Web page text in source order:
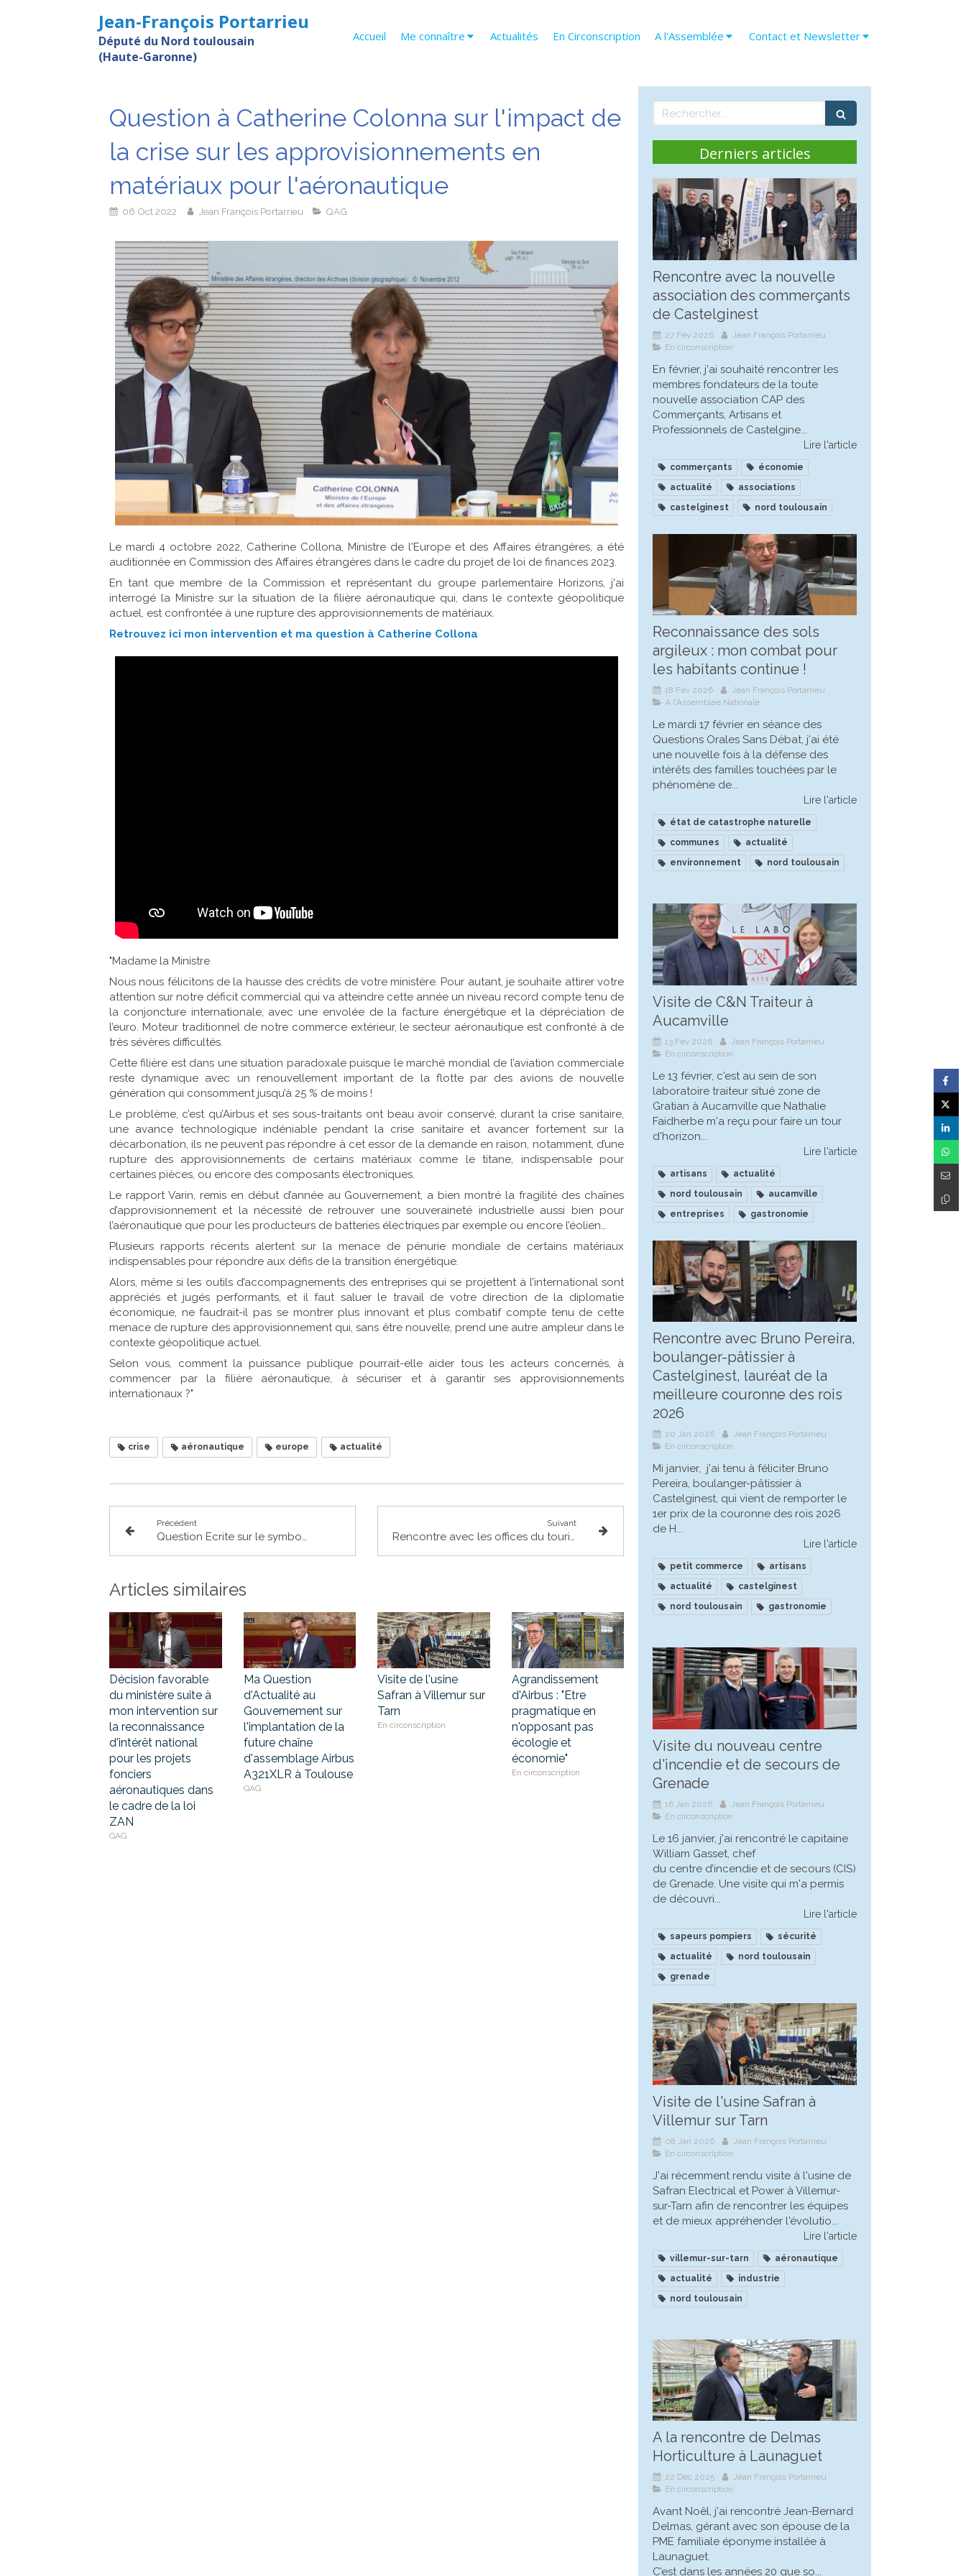
Accueil Me connaître Actualités En Circonscription A l'Assemblée Contact et Newsletter
Jean-François Portarrieu
Député du Nord toulousain
(Haute-Garonne)
Question à Catherine Colonna sur l'impact de
la crise sur les approvisionnements en
matériaux pour l'aéronautique
06 Oct 2022 Jean François Portarrieu QAG
Le mardi 4 octobre 2022, Catherine Collona, Ministre de l'Europe et des Affaires étrangères, a été
auditionnée en Commission des Affaires étrangères dans le cadre du projet de loi de finances 2023.
En tant que membre de la Commission et représentant du groupe parlementaire Horizons, j'ai
interrogé la Ministre sur la situation de la filière aéronautique qui, dans le contexte géopolitique
actuel, est confrontée à une rupture des approvisionnements de matériaux.
Retrouvez ici mon intervention et ma question à Catherine Collona
"Madame la Ministre
Nous nous félicitons de la hausse des crédits de votre ministère. Pour autant, je souhaite attirer votre
attention sur notre déficit commercial qui va atteindre cette année un niveau record compte tenu de
la conjoncture internationale, avec une envolée de la facture énergétique et la dépréciation de
l’euro. Moteur traditionnel de notre commerce extérieur, le secteur aéronautique est confronté à de
très sévères difficultés.
Cette filière est dans une situation paradoxale puisque le marché mondial de l’aviation commerciale
reste dynamique avec un renouvellement important de la flotte par des avions de nouvelle
génération qui consomment jusqu’à 25 % de moins !
Le problème, c’est qu’Airbus et ses sous-traitants ont beau avoir conservé, durant la crise sanitaire,
une avance technologique indéniable pendant la crise sanitaire et avancer fortement sur la
décarbonation, ils ne peuvent pas répondre à cet essor de la demande en raison, notamment, d’une
rupture des approvisionnements de certains matériaux comme le titane, indispensable pour
certaines pièces, ou encore des composants électroniques.
Le rapport Varin, remis en début d’année au Gouvernement, a bien montré la fragilité des chaînes
d’approvisionnement et la nécessité de retrouver une souveraineté industrielle aussi bien pour
l’aéronautique que pour les producteurs de batteries électriques par exemple ou encore l’éolien…
Plusieurs rapports récents alertent sur la menace de pénurie mondiale de certains matériaux
indispensables pour répondre aux défis de la transition énergétique.
Alors, même si les outils d’accompagnements des entreprises qui se projettent à l’international sont
appréciés et jugés performants, et il faut saluer le travail de votre direction de la diplomatie
économique, ne faudrait-il pas se montrer plus innovant et plus combatif compte tenu de cette
menace de rupture des approvisionnement qui, sans être nouvelle, prend une autre ampleur dans le
contexte géopolitique actuel.
Selon vous, comment la puissance publique pourrait-elle aider tous les acteurs concernés, à
commencer par la filière aéronautique, à sécuriser et à garantir ses approvisionnements
internationaux ?"
crise aéronautique europe actualité
Précédent
Question Ecrite sur le symbole du carnet de liaison à l'école
Suivant
Rencontre avec les offices du tourisme du Frontonnais et Val Aïgo
Articles similaires
Décision favorable
du ministère suite à
mon intervention sur
la reconnaissance
d'intérêt national
pour les projets
fonciers
aéronautiques dans
le cadre de la loi
ZAN
QAG
Ma Question
d'Actualité au
Gouvernement sur
l'implantation de la
future chaîne
d'assemblage Airbus
A321XLR à Toulouse
QAG
Visite de l'usine
Safran à Villemur sur
Tarn
En circonscription
Agrandissement
d'Airbus : "Etre
pragmatique en
n'opposant pas
écologie et
économie"
En circonscription
Rechercher
Derniers articles
Rencontre avec la nouvelle
association des commerçants
de Castelginest
27 Fév 2026
Jean François Portarrieu
En circonscription
En février, j'ai souhaité rencontrer les
membres fondateurs de la toute
nouvelle association CAP des
Commerçants, Artisans et
Professionnels de Castelgine...
Lire l'article
commerçants
économie
actualité
associations
castelginest
nord toulousain
Reconnaissance des sols
argileux : mon combat pour
les habitants continue !
18 Fév 2026
Jean François Portarrieu
A l'Assemblée Nationale
Le mardi 17 février en séance des
Questions Orales Sans Débat, j'ai été
une nouvelle fois à la défense des
intérêts des familles touchées par le
phénomène de...
Lire l'article
état de catastrophe naturelle
communes
actualité
environnement
nord toulousain
Visite de C&N Traiteur à
Aucamville
13 Fév 2026
Jean François Portarrieu
En circonscription
Le 13 février, c'est au sein de son
laboratoire traiteur situé zone de
Gratian à Aucamville que Nathalie
Faidherbe m'a reçu pour faire un tour
d'horizon...
Lire l'article
artisans
actualité
nord toulousain
aucamville
entreprises
gastronomie
Rencontre avec Bruno Pereira,
boulanger-pâtissier à
Castelginest, lauréat de la
meilleure couronne des rois
2026
20 Jan 2026
Jean François Portarrieu
En circonscription
Mi janvier, j'ai tenu à féliciter Bruno
Pereira, boulanger-pâtissier à
Castelginest, qui vient de remporter le
1er prix de la couronne des rois 2026
de H...
Lire l'article
petit commerce
artisans
actualité
castelginest
nord toulousain
gastronomie
Visite du nouveau centre
d'incendie et de secours de
Grenade
16 Jan 2026
Jean François Portarrieu
En circonscription
Le 16 janvier, j'ai rencontré le capitaine
William Gasset, chef
du centre d’incendie et de secours (CIS)
de Grenade. Une visite qui m'a permis
de découvri...
Lire l'article
sapeurs pompiers
sécurité
actualité
nord toulousain
grenade
Visite de l'usine Safran à
Villemur sur Tarn
08 Jan 2026
Jean François Portarrieu
En circonscription
J'ai récemment rendu visite à l'usine de
Safran Electrical et Power à Villemur-
sur-Tarn afin de rencontrer les équipes
et de mieux appréhender l'évolutio...
Lire l'article
villemur-sur-tarn
aéronautique
actualité
industrie
nord toulousain
A la rencontre de Delmas
Horticulture à Launaguet
22 Déc 2025
Jean François Portarrieu
En circonscription
Avant Noêl, j'ai rencontré Jean-Bernard
Delmas, gérant avec son épouse de la
PME familiale éponyme installée à
Launaguet.
C’est dans les années 20 que so...